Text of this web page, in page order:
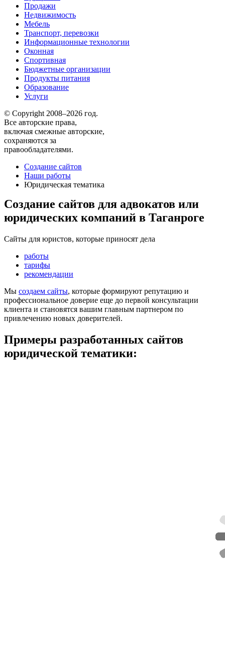
Продажи
Недвижимость
Мебель
Транспорт, перевозки
Информационные технологии
Оконная
Спортивная
Бюджетные организации
Продукты питания
Образование
Услуги
© Copyright 2008–2026 год.
Все авторские права,
включая смежные авторские,
сохраняются за
правообладателями.
Создание сайтов
Наши работы
Юридическая тематика
Создание сайтов для адвокатов или
юридических компаний в Таганроге
Сайты для юристов, которые приносят дела
работы
тарифы
рекомендации
Мы создаем сайты, которые формируют репутацию и
профессиональное доверие еще до первой консультации
клиента и становятся вашим главным партнером по
привлечению новых доверителей.
Примеры разработанных сайтов
юридической тематики: